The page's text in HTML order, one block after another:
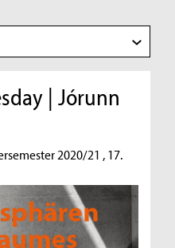
| Jórunn
2020/21 , 17.